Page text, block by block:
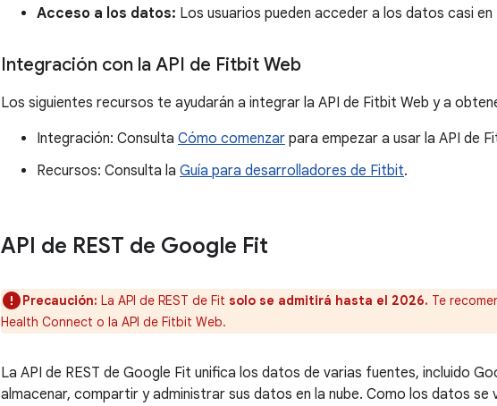
Acceso a los datos: Los usuarios pueden acceder a los datos casi
Integración con la API de Fitbit Web
Los siguientes recursos te ayudarán a integrar la API de Fitbit Web y a
Integración: Consulta Cómo comenzar para empezar a usar la API de
Recursos: Consulta la Guía para desarrolladores de Fitbit.
API de REST de Google Fit
Precaución: La API de REST de Fit solo se admitirá hasta el 2026. Te
Health Connect o la API de Fitbit Web.
La API de REST de Google Fit unifica los datos de varias fuentes, incluido
almacenar, compartir y administrar sus datos en la nube. Como los datos se